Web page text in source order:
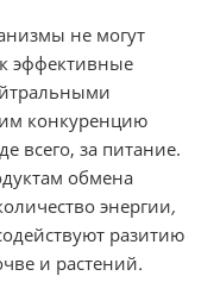
не могут
эффективные
конкуренцию
всего, за питание.
обмена
энергии,
разитию
и растений.